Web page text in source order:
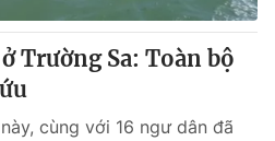
Trường Sa: Toàn bộ
cùng với 16 ngư dân đã